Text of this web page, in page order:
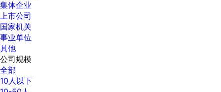
集体企业
上市公司
国家机关
事业单位
其他
公司规模
全部
10人以下